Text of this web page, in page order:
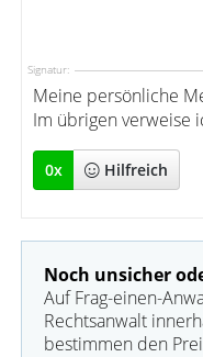
Signatur:
Meine persönliche
Im übrigen verweise
0x Hilfreich
Noch unsicher
Auf Frag-einen-
Rechtsanwalt
bestimmen den